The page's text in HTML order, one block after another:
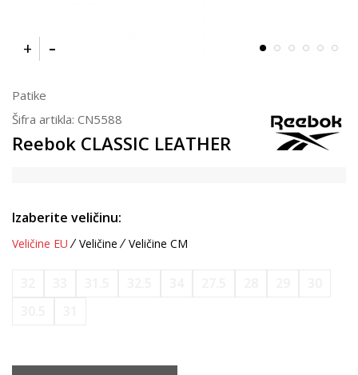
Patike
Šifra artikla: CN5588
Reebok CLASSIC LEATHER
Izaberite veličinu:
Veličine EU Veličine Veličine CM